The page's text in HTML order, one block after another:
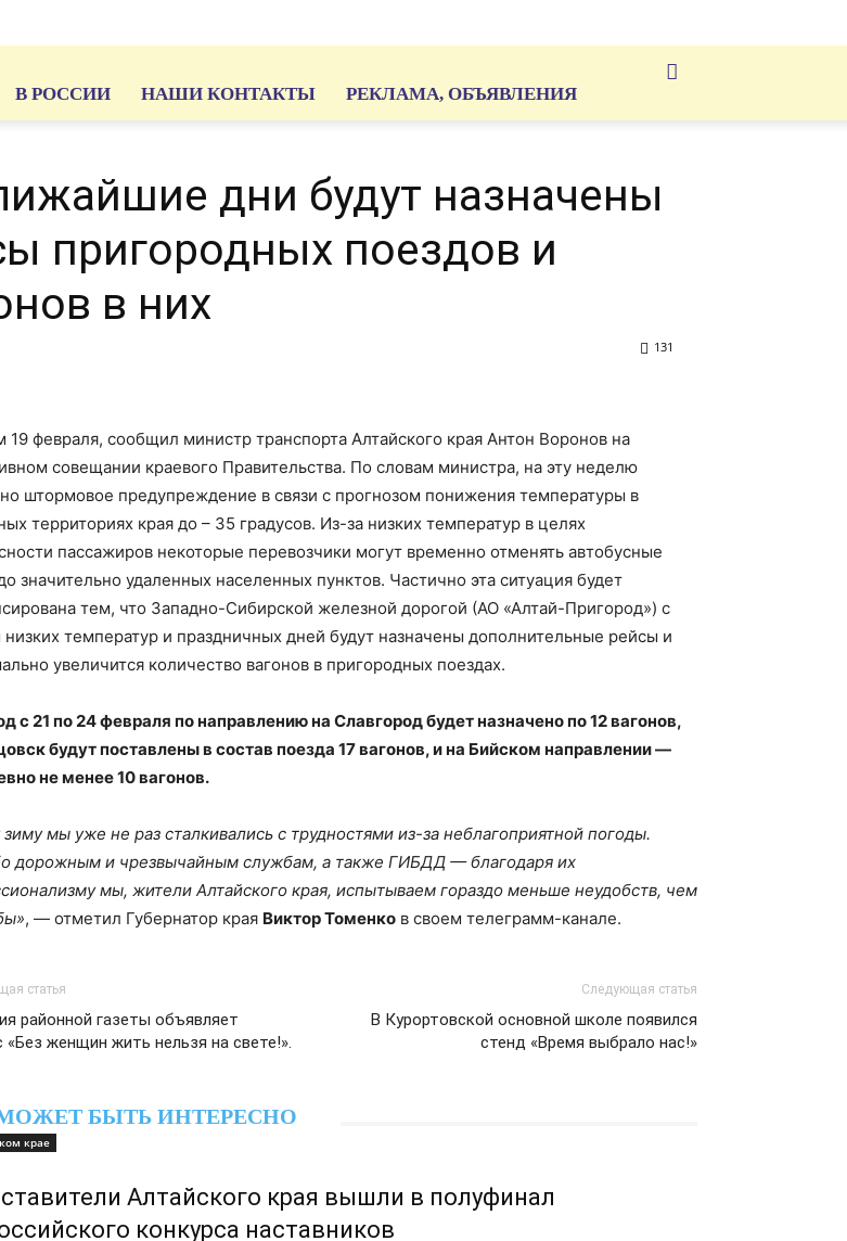
В РОССИИ НАШИ КОНТАКТЫ РЕКЛАМА, ОБЪЯВЛЕНИЯ
дни будут назначены
пригородных поездов и
в них
131
19 февраля, сообщил министр транспорта Алтайского края Антон Воронов на
совещании краевого Правительства. По словам министра, на эту неделю
штормовое предупреждение в связи с прогнозом понижения температуры в
территориях края до – 35 градусов. Из-за низких температур в целях
пассажиров некоторые перевозчики могут временно отменять автобусные
значительно удаленных населенных пунктов. Частично эта ситуация будет
тем, что Западно-Сибирской железной дорогой (АО «Алтай-Пригород») с
температур и праздничных дней будут назначены дополнительные рейсы и
увеличится количество вагонов в пригородных поездах.
с 21 по 24 февраля по направлению на Славгород будет назначено по 12 вагонов,
будут поставлены в состав поезда 17 вагонов, и на Бийском направлении —
не менее 10 вагонов.
зиму мы уже не раз сталкивались с трудностями из-за неблагоприятной погоды.
дорожным и чрезвычайным службам, а также ГИБДД — благодаря их
мы, жители Алтайского края, испытываем гораздо меньше неудобств, чем
, — отметил Губернатор края Виктор Томенко в своем телеграмм-канале.
статья
районной газеты объявляет
«Без женщин жить нельзя на свете!».
Следующая статья
В Курортовской основной школе появился
стенд «Время выбрало нас!»
БЫТЬ ИНТЕРЕСНО
крае
Алтайского края вышли в полуфинал
конкурса наставников